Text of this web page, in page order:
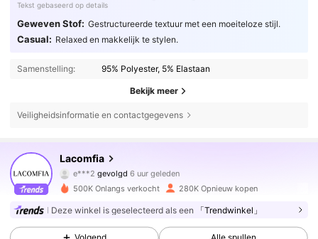
Tekst gebaseerd op details
Geweven Stof: Gestructureerde textuur met een moeiteloze stijl.
Casual: Relaxed en makkelijk te stylen.
Samenstelling: 95% Polyester, 5% Elastaan
Bekijk meer
Veiligheidsinformatie en contactgegevens
Lacomfia
e***2gevolgd
‭***‬is aan het browsen
4.84
143K Volgers
4.84 143K Volgers
500K Onlangs verkocht 280K Opnieuw kopen
Deze winkel is geselecteerd als een 「Trendwinkel」